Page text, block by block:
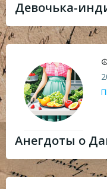
Девочька-
Анегдоты о